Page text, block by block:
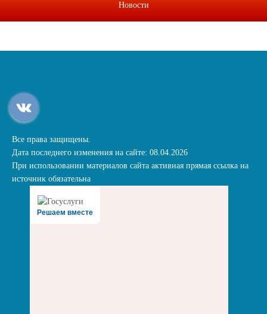
Новости
Все права защищены.
Дата последнего изменения на сайте: 08.04.2026
При использовании материалов сайта активная прямая ссылка на
источник обязательна
Решаем вместе